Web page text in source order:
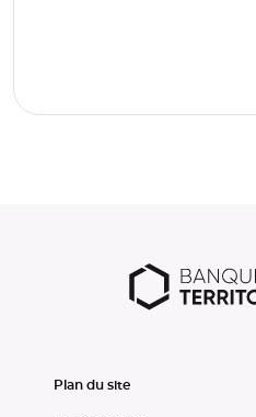
Plan du site